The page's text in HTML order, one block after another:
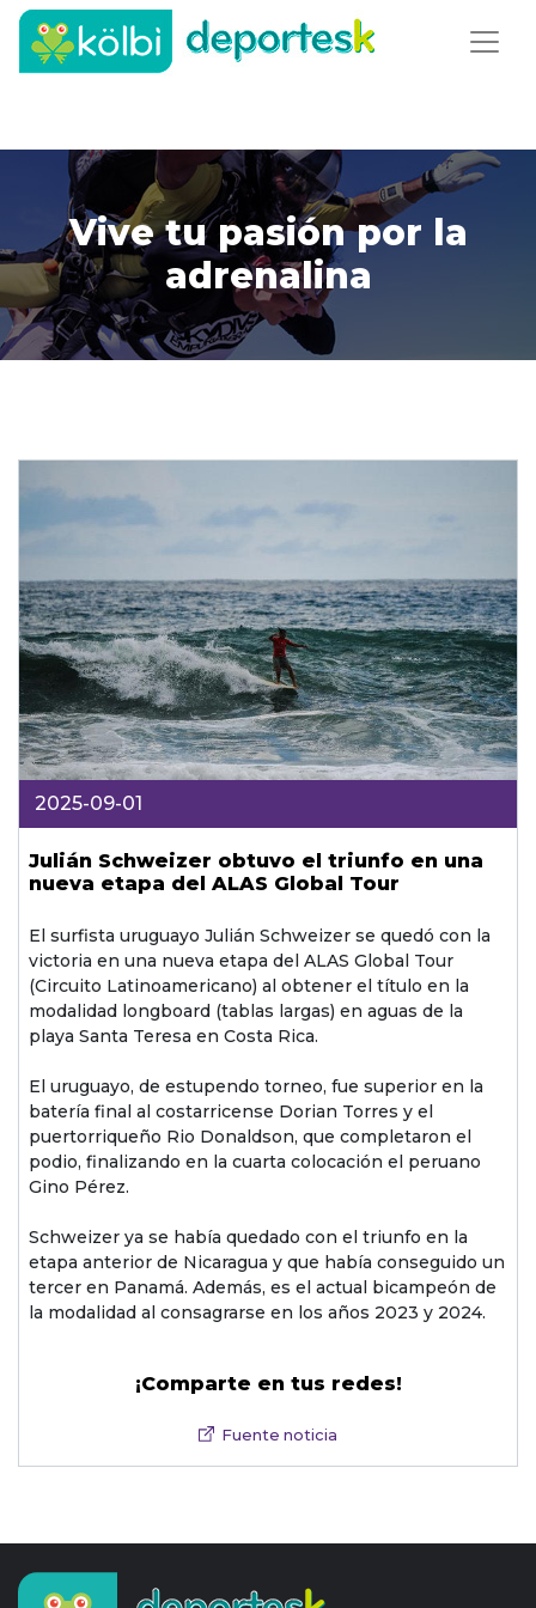
Vive tu pasión por la
adrenalina
2025-09-01
Julián Schweizer obtuvo el triunfo en una
nueva etapa del ALAS Global Tour
El surfista uruguayo Julián Schweizer se quedó con la
victoria en una nueva etapa del ALAS Global Tour
(Circuito Latinoamericano) al obtener el título en la
modalidad longboard (tablas largas) en aguas de la
playa Santa Teresa en Costa Rica.
El uruguayo, de estupendo torneo, fue superior en la
batería final al costarricense Dorian Torres y el
puertorriqueño Rio Donaldson, que completaron el
podio, finalizando en la cuarta colocación el peruano
Gino Pérez.
Schweizer ya se había quedado con el triunfo en la
etapa anterior de Nicaragua y que había conseguido un
tercer en Panamá. Además, es el actual bicampeón de
la modalidad al consagrarse en los años 2023 y 2024.
¡Comparte en tus redes!
Fuente noticia